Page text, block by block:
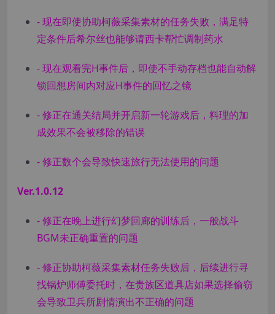
- 现在即使协助柯薇采集素材的任务失败，满足特
定条件后希尔丝也能够请西卡帮忙调制药水
- 现在观看完H事件后，即使不手动存档也能自动解
锁回想房间内对应H事件的回忆之镜
- 修正在通关结局并开启新一轮游戏后，料理的加
成效果不会被移除的错误
- 修正数个会导致快速旅行无法使用的问题
Ver.1.0.12
- 修正在晚上进行幻梦回廊的训练后，一般战斗
BGM未正确重置的问题
- 修正协助柯薇采集素材任务失败后，后续进行寻
找锅炉师傅委托时，在贵族区道具店如果选择偷窃
会导致卫兵所剧情演出不正确的问题